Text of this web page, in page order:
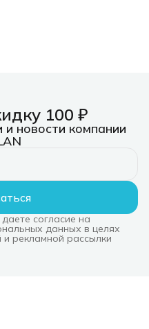
100 ₽
новости компании
согласие на
данных в целях
рекламной рассылки